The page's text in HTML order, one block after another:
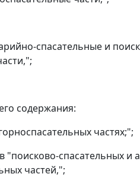
спасательные и
содержания:
частях;";
"поисково-спасательных
частей,";